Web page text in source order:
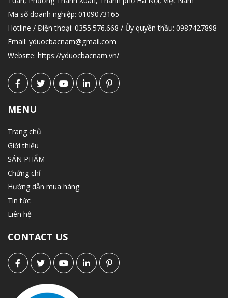
Mã số doanh nghiệp: 0109073165
Hotline / Điện thoại: 0355.576.668 / Ủy quyền thầu: 0987427898
Email: yduocbacnam@gmail.com
Website: https://yduocbacnam.vn/
MENU
Trang chủ
Giới thiệu
SẢN PHẨM
Chứng chỉ
Hướng dẫn mua hàng
Tin tức
Liên hệ
CONTACT US